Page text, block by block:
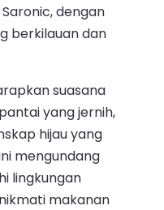
dengan
berkilauan dan
suasana
yang jernih,
hijau yang
mengundang
lingkungan
makanan